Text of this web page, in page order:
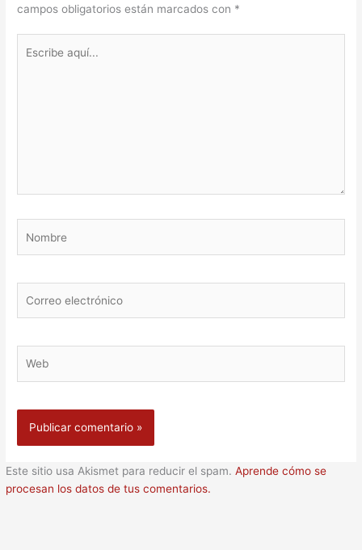
campos obligatorios están marcados con *
aquí...
electrónico
Este sitio usa Akismet para reducir el spam.Aprende cómo se
procesan los datos de tus comentarios.